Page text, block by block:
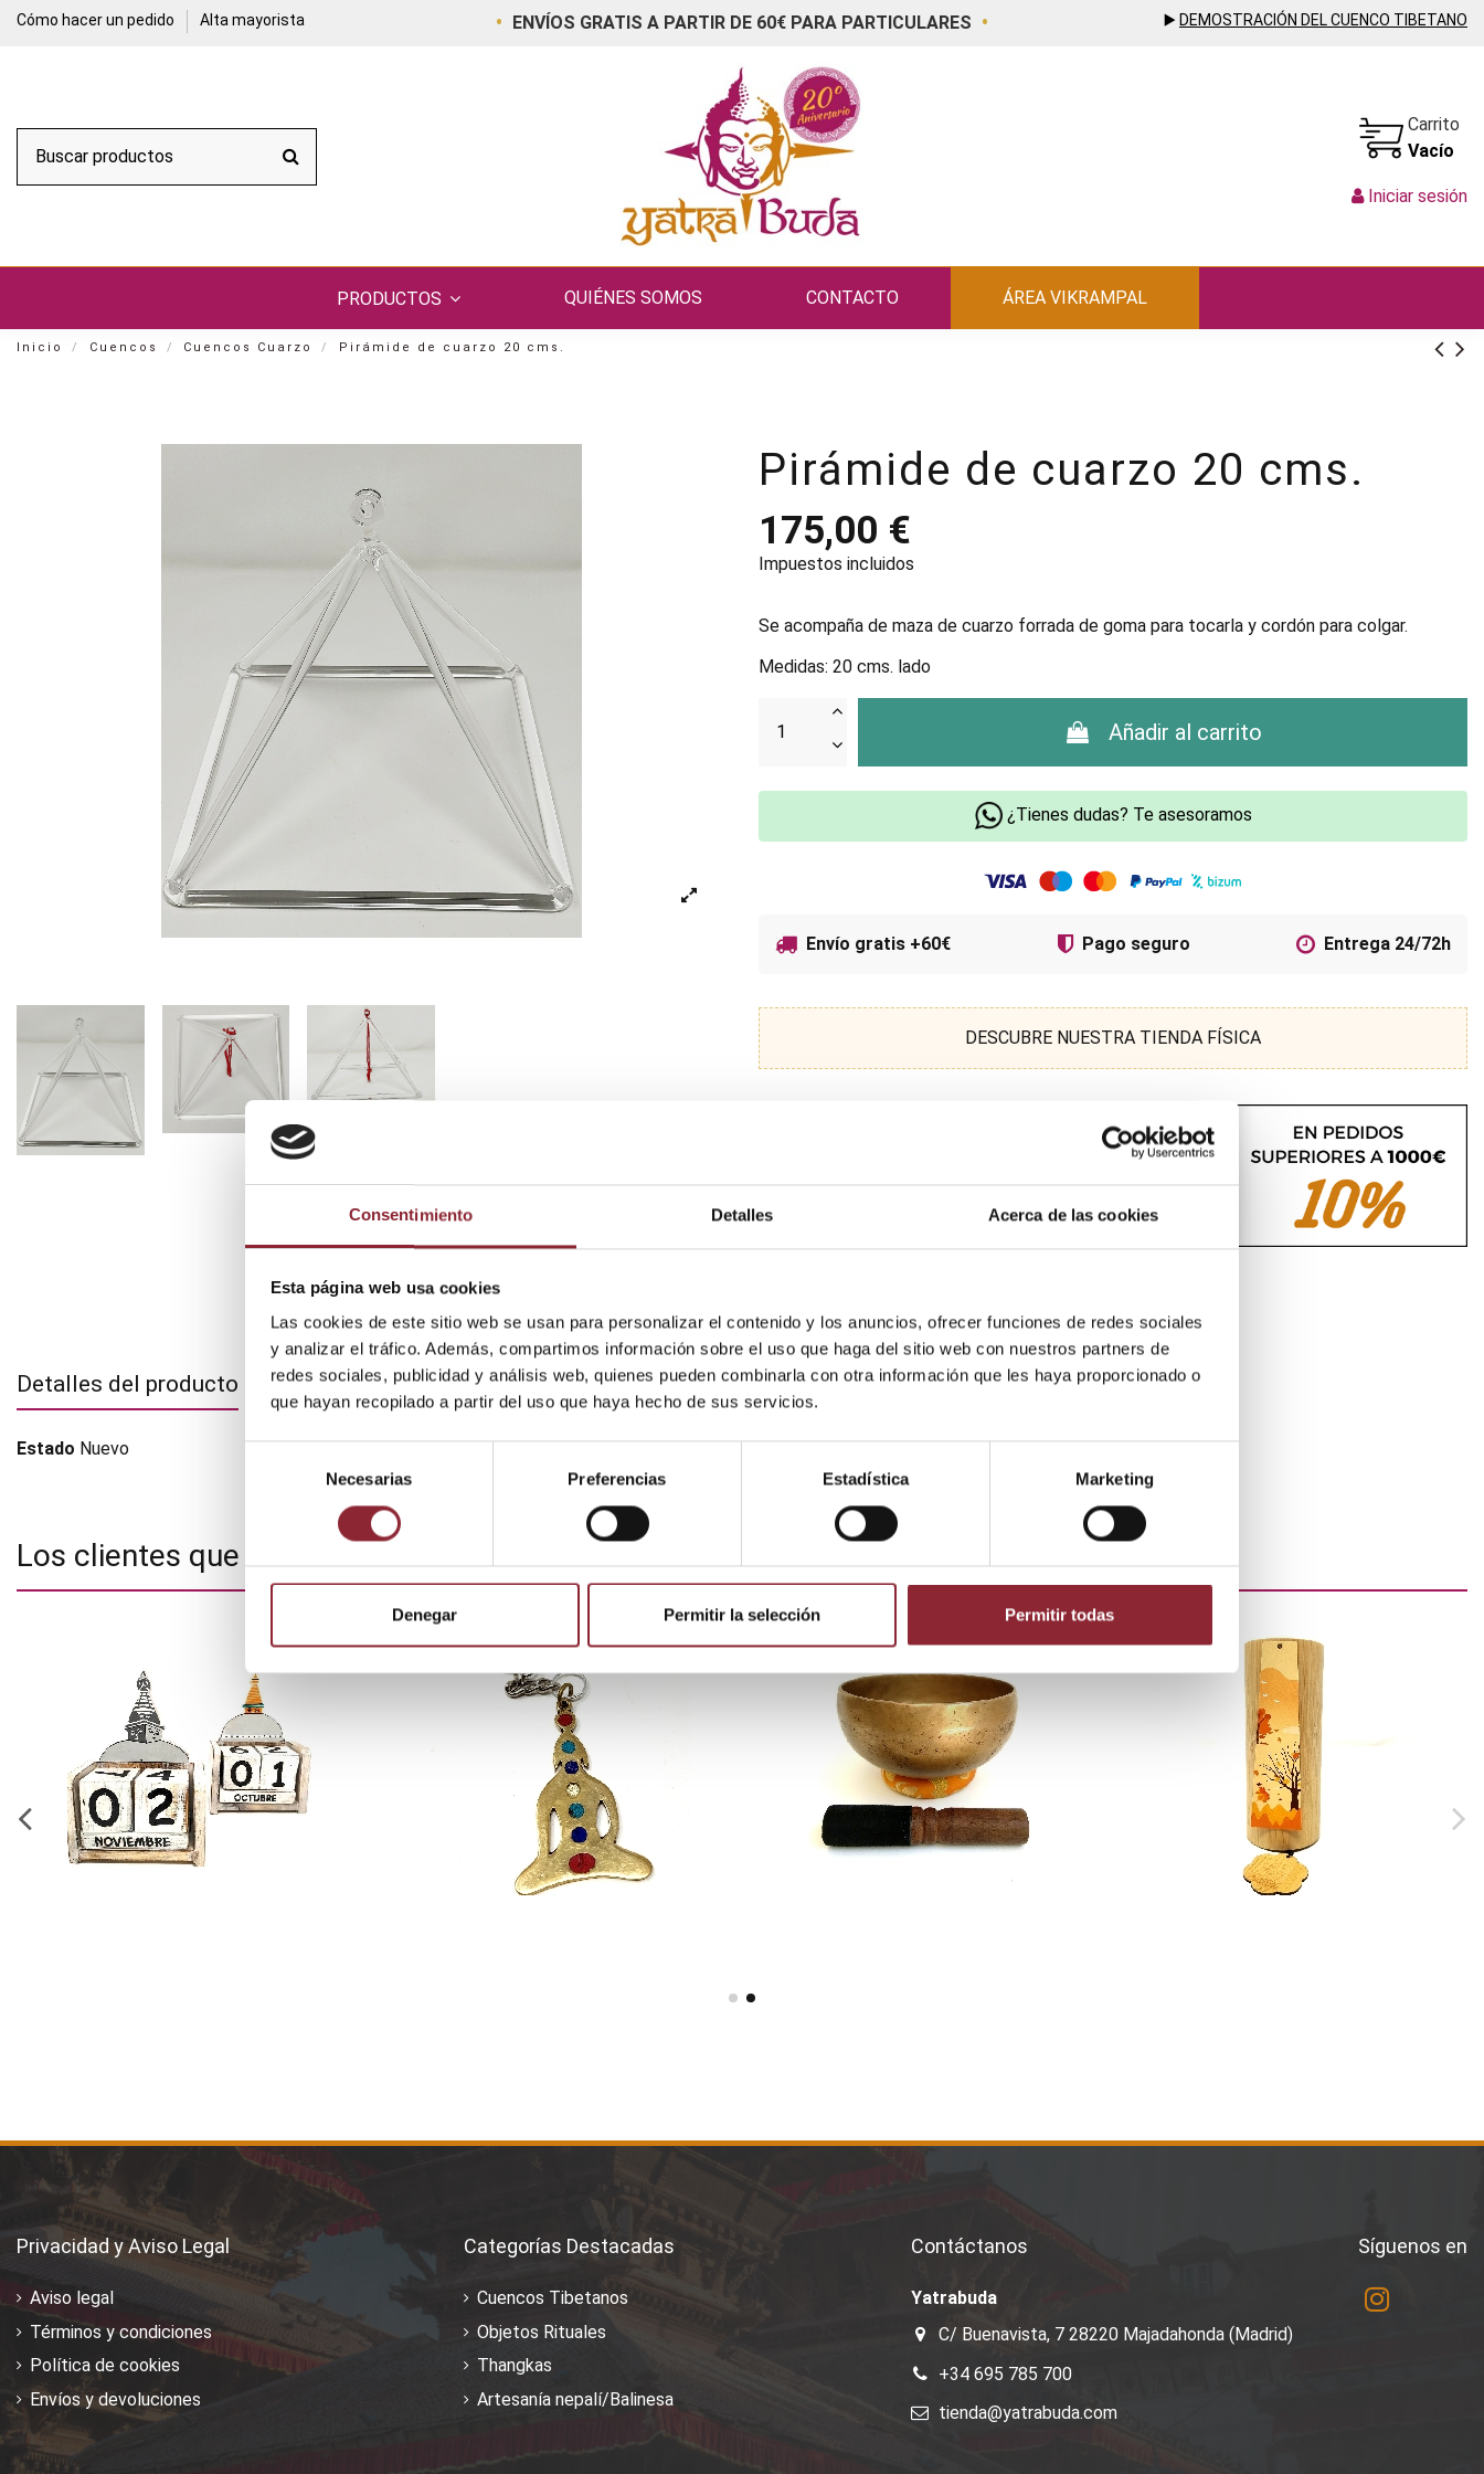
Consentimiento Detalles Acerca de las cookies
Esta página web usa cookies
Las cookies de este sitio web se usan para personalizar el contenido y los anuncios, ofrecer funciones de redes sociales
y analizar el tráfico. Además, compartimos información sobre el uso que haga del sitio web con nuestros partners de
redes sociales, publicidad y análisis web, quienes pueden combinarla con otra información que les haya proporcionado o
que hayan recopilado a partir del uso que haya hecho de sus servicios.
consentimiento
Necesarias Preferencias Estadística Marketing
Denegar Permitir la selección Permitir todas
Cómo hacer un pedido Alta mayorista • ENVÍOS GRATIS A PARTIR DE 60€ PARA PARTICULARES • ▶️ DEMOSTRACIÓN DEL CUENCO TIBETANO
Carrito
Vacío
Iniciar sesión
PRODUCTOS QUIÉNES SOMOS CONTACTO ÁREA VIKRAMPAL
Inicio Cuencos Cuencos Cuarzo Pirámide de cuarzo 20 cms.
Pirámide de cuarzo 20 cms.
175,00 €
Impuestos incluidos
Se acompaña de maza de cuarzo forrada de goma para tocarla y cordón para colgar.
Medidas: 20 cms. lado
Añadir al carrito
¿Tienes dudas? Te asesoramos
Envío gratis +60€ Pago seguro Entrega 24/72h
DESCUBRE NUESTRA TIENDA FÍSICA
Detalles del producto
Estado Nuevo
Los clientes que adquirieron este producto también compraron:
Privacidad y Aviso Legal
Aviso legal
Términos y condiciones
Política de cookies
Envíos y devoluciones
Categorías Destacadas
Cuencos Tibetanos
Objetos Rituales
Thangkas
Artesanía nepalí/Balinesa
Contáctanos
Yatrabuda
C/ Buenavista, 7 28220 Majadahonda (Madrid)
+34 695 785 700
tienda@yatrabuda.com
Síguenos en